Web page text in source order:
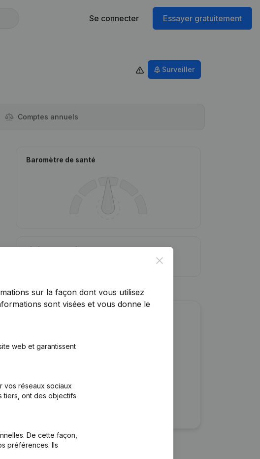
Se connecter Essayer gratuitement
Surveiller
Comptes annuels
Baromètre de santé
Limite de crédit
sur cette entreprise ?
Close
sur la façon dont vous utilisez
sont visées et vous donne le
web et garantissent
vos réseaux sociaux
tiers, ont des objectifs
De cette façon,
préférences. Ils